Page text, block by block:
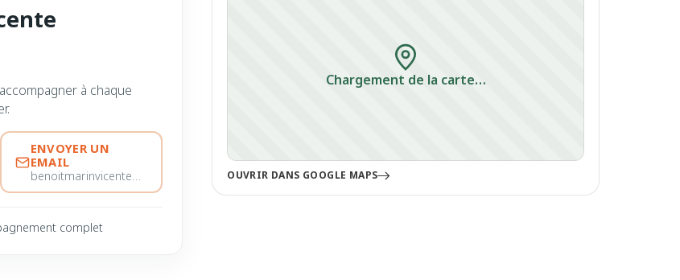
Chargement de la carte…
OUVRIR DANS GOOGLE MAPS
à chaque
ENVOYER UN
EMAIL
benoitmarinvicente@immobiliere-pujol.fr
complet